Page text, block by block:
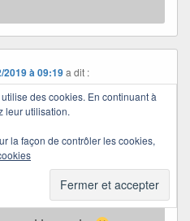
2019 à 09:19 a dit :
que celle d’être peintre
le lien.
des cookies. En continuant à
leur utilisation.
la façon de contrôler les cookies,